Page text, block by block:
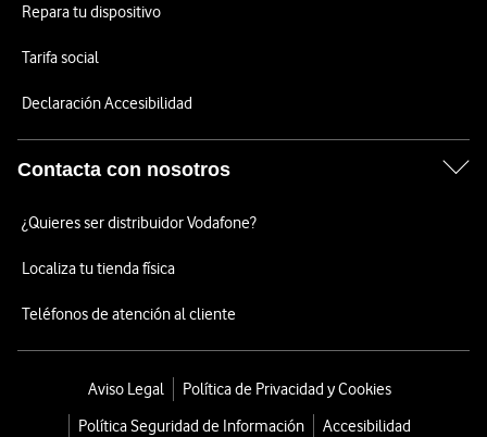
Repara tu dispositivo
Tarifa social
Declaración Accesibilidad
Contacta con nosotros
¿Quieres ser distribuidor Vodafone?
Localiza tu tienda física
Teléfonos de atención al cliente
Aviso Legal
Política de Privacidad y Cookies
Política Seguridad de Información
Accesibilidad